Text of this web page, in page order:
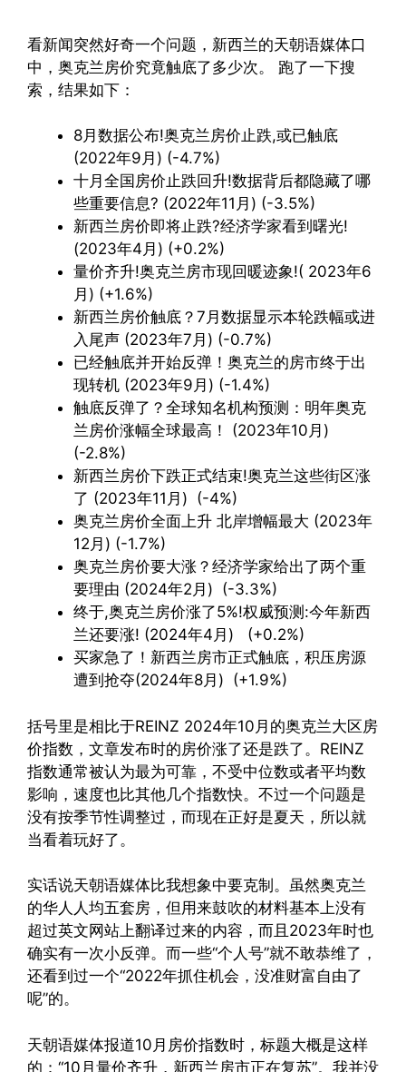
看新闻突然好奇一个问题，新西兰的天朝语媒体口
中，奥克兰房价究竟触底了多少次。 跑了一下搜
索，结果如下：
8月数据公布!奥克兰房价止跌,或已触底
(2022年9月) (-4.7%)
十月全国房价止跌回升!数据背后都隐藏了哪
些重要信息? (2022年11月) (-3.5%)
新西兰房价即将止跌?经济学家看到曙光!
(2023年4月) (+0.2%)
量价齐升!奥克兰房市现回暖迹象!( 2023年6
月) (+1.6%)
新西兰房价触底？7月数据显示本轮跌幅或进
入尾声 (2023年7月) (-0.7%)
已经触底并开始反弹！奥克兰的房市终于出
现转机 (2023年9月) (-1.4%)
触底反弹了？全球知名机构预测：明年奥克
兰房价涨幅全球最高！ (2023年10月)
(-2.8%)
新西兰房价下跌正式结束!奥克兰这些街区涨
了 (2023年11月) (-4%)
奥克兰房价全面上升 北岸增幅最大 (2023年
12月) (-1.7%)
奥克兰房价要大涨？经济学家给出了两个重
要理由 (2024年2月) (-3.3%)
终于,奥克兰房价涨了5%!权威预测:今年新西
兰还要涨! (2024年4月) (+0.2%)
买家急了！新西兰房市正式触底，积压房源
遭到抢夺(2024年8月) (+1.9%)
括号里是相比于REINZ 2024年10月的奥克兰大区房
价指数，文章发布时的房价涨了还是跌了。REINZ
指数通常被认为最为可靠，不受中位数或者平均数
影响，速度也比其他几个指数快。不过一个问题是
没有按季节性调整过，而现在正好是夏天，所以就
当看着玩好了。
实话说天朝语媒体比我想象中要克制。虽然奥克兰
的华人人均五套房，但用来鼓吹的材料基本上没有
超过英文网站上翻译过来的内容，而且2023年时也
确实有一次小反弹。而一些“个人号”就不敢恭维了，
还看到过一个“2022年抓住机会，没准财富自由了
呢”的。
天朝语媒体报道10月房价指数时，标题大概是这样
的：“10月量价齐升，新西兰房市正在复苏”。我并没